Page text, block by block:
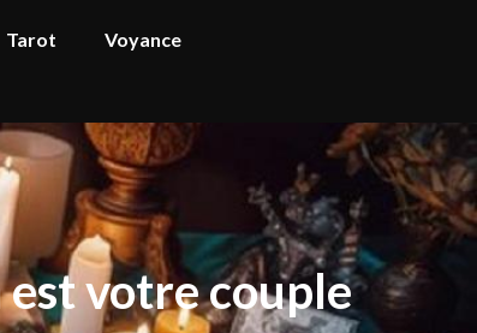
Tarot Voyance
votre couple